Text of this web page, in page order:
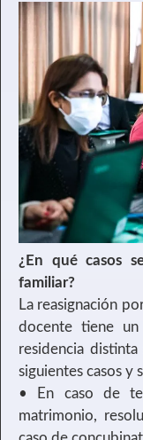
¿En qué casos
familiar?
La reasignación
docente tiene
residencia
siguientes casos y
• En caso de
matrimonio,